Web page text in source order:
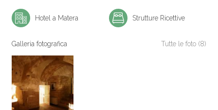
Hotel a Matera Strutture Ricettive
Galleria fotografica Tutte le foto (8)